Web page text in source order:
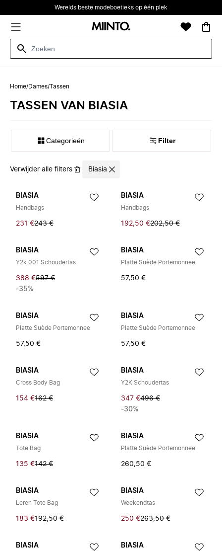
Werelds beste modeboetieks op één plek
Home/Dames/Tassen
TASSEN VAN BIASIA
Categorieën Filter
Verwijder alle filters Biasia
BIASIA
Handbags
231 €243 €
BIASIA
Handbags
192,50 €202,50 €
BIASIA
Y2k.001 Schoudertas
388 €597 €
-35%
BIASIA
Platte Suède Portemonnee
57,50 €
BIASIA
Platte Suède Portemonnee
57,50 €
BIASIA
Platte Suède Portemonnee
57,50 €
BIASIA
Cross Body Bag
154 €162 €
BIASIA
Y2K Schoudertas
347 €496 €
-30%
BIASIA
Tote Bag
135 €142 €
BIASIA
Platte Suède Portemonnee
260,50 €
BIASIA
Leren Tote Bag
183 €192,50 €
BIASIA
Weekendtas
250 €263,50 €
BIASIA BIASIA